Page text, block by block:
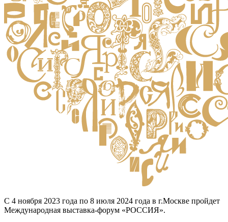
С 4 ноября 2023 года по 8 июля 2024 года в г.Москве пройдет
Международная выставка-форум «РОССИЯ».